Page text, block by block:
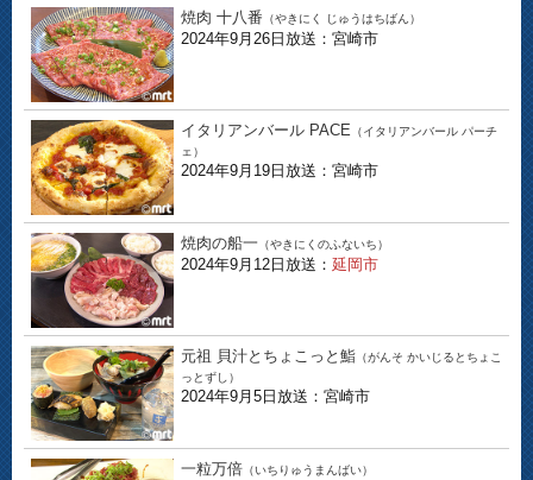
焼肉 十八番 （やきにく じゅうはちばん）
2024年9月26日放送：宮崎市
イタリアンバール PACE （イタリアンバール パーチ
ェ）
2024年9月19日放送：宮崎市
焼肉の船一 （やきにくのふないち）
2024年9月12日放送： 延岡市
元祖 貝汁とちょこっと鮨 （がんそ かいじるとちょこ
っとずし）
2024年9月5日放送：宮崎市
一粒万倍 （いちりゅうまんばい）